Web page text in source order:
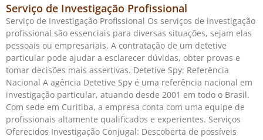
Serviço de Investigação Profissional
Serviço de Investigação Profissional Os serviços de investigação
profissional são essenciais para diversas situações, sejam elas
pessoais ou empresariais. A contratação de um detetive
particular pode ajudar a esclarecer dúvidas, obter provas e
tomar decisões mais assertivas. Detetive Spy: Referência
Nacional A agência Detetive Spy é uma referência nacional em
investigação particular, atuando desde 2001 em todo o Brasil.
Com sede em Curitiba, a empresa conta com uma equipe de
profissionais altamente qualificados e experientes. Serviços
Oferecidos Investigação Conjugal: Descoberta de possíveis